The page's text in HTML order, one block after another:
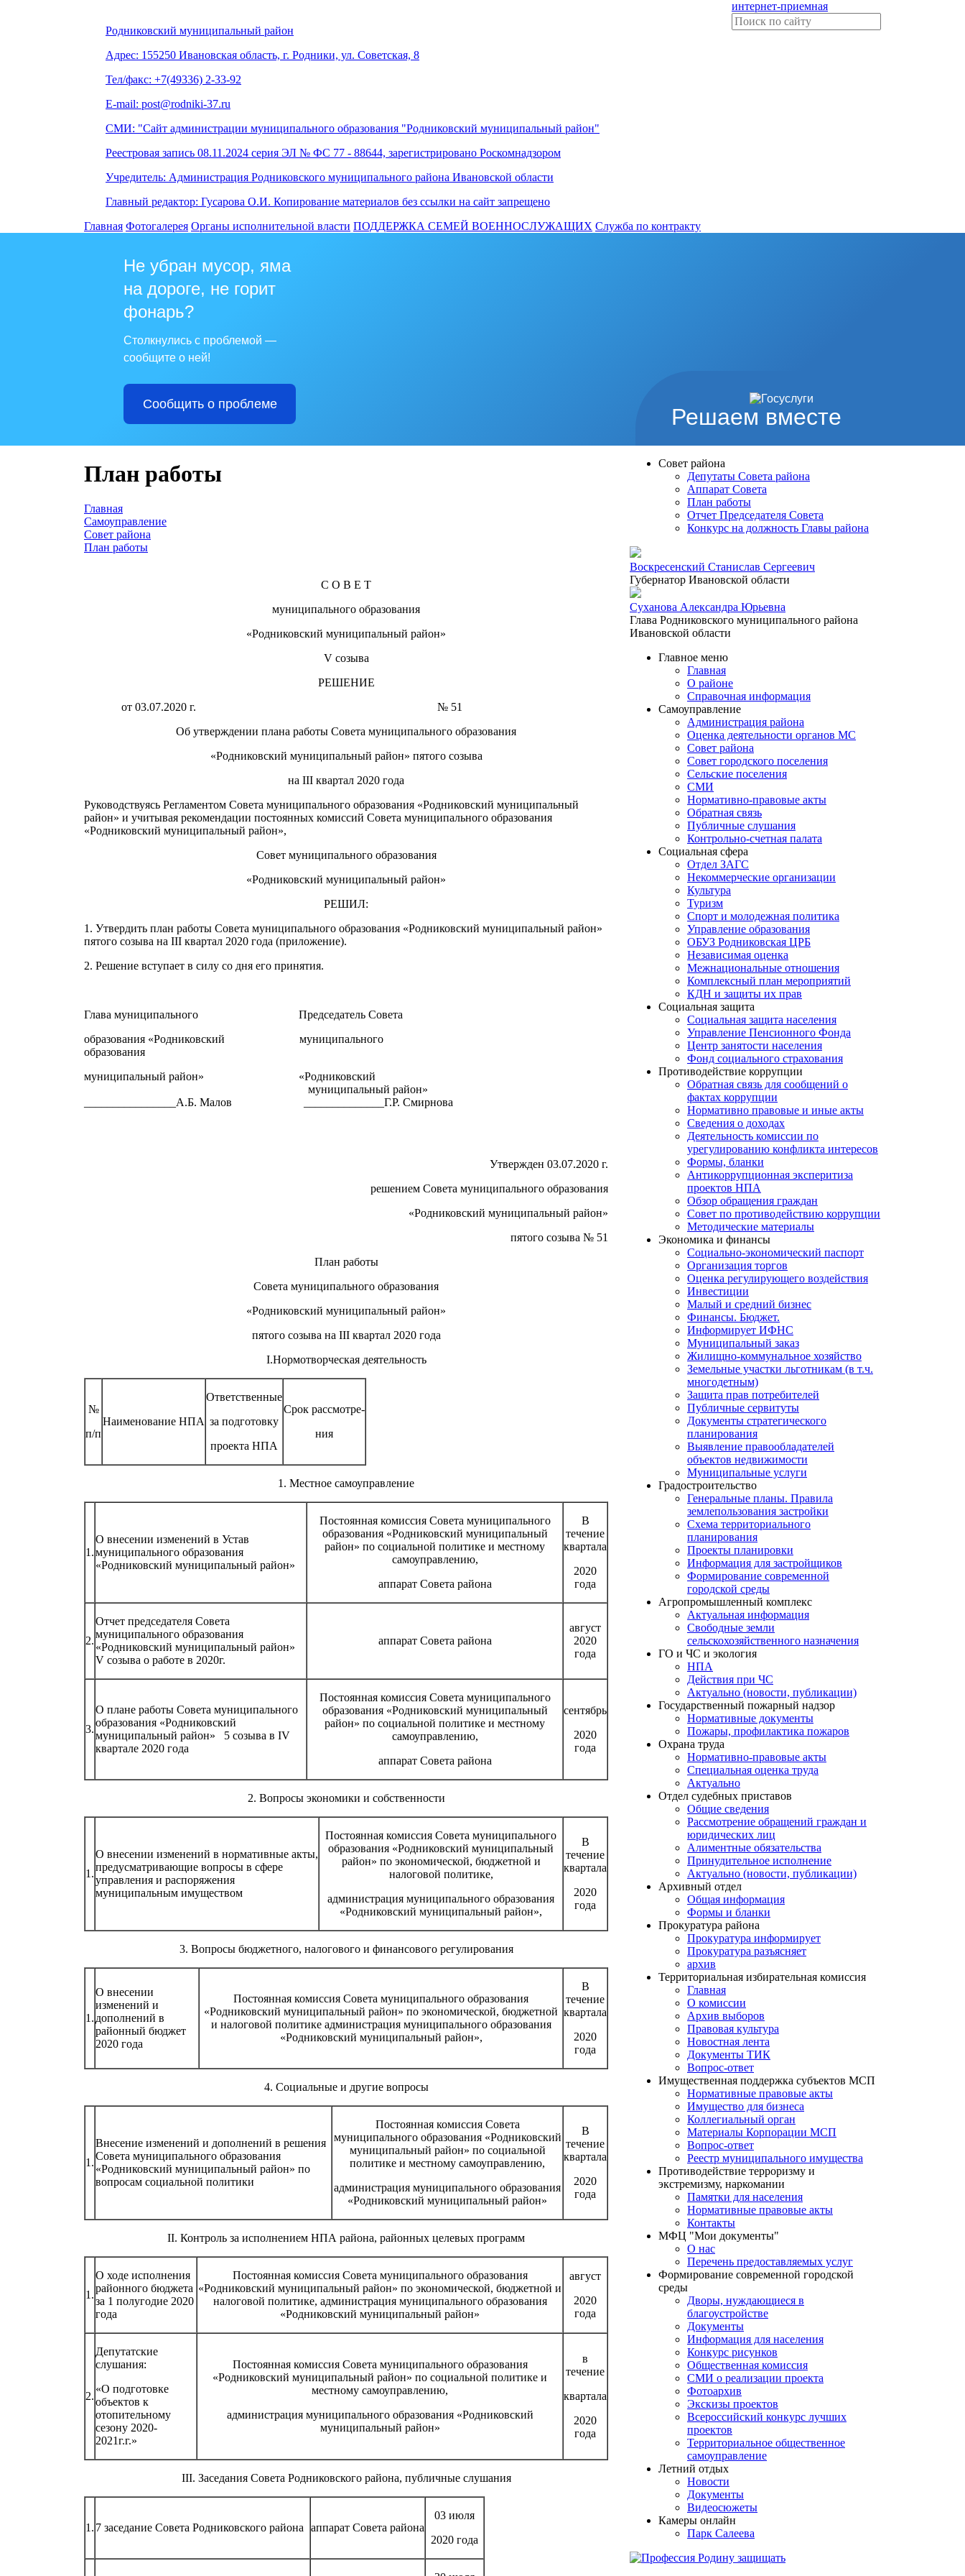
Родниковский муниципальный район
Адрес: 155250 Ивановская область, г. Родники, ул. Советская, 8
Тел/факс: +7(49336) 2-33-92
E-mail: post@rodniki-37.ru
СМИ: "Сайт администрации муниципального образования "Родниковский муниципальный район"
Реестровая запись 08.11.2024 серия ЭЛ № ФС 77 - 88644, зарегистрировано Роскомнадзором
Учредитель: Администрация Родниковского муниципального района Ивановской области
Главный редактор: Гусарова О.И. Копирование материалов без ссылки на сайт запрещено
интернет-приемная
Главная Фотогалерея Органы исполнительной власти ПОДДЕРЖКА СЕМЕЙ ВОЕННОСЛУЖАЩИХ Cлужба по контракту
Решаем вместе
Не убран мусор, яма
на дороге, не горит
фонарь?
Столкнулись с проблемой —
сообщите о ней!
Сообщить о проблеме
План работы
Главная
Самоуправление
Совет района
План работы
С О В Е Т
муниципального образования
«Родниковский муниципальный район»
V созыва
РЕШЕНИЕ
от 03.07.2020 г. № 51
Об утверждении плана работы Совета муниципального образования
«Родниковский муниципальный район» пятого созыва
на III квартал 2020 года
Руководствуясь Регламентом Совета муниципального образования «Родниковский муниципальный
район» и учитывая рекомендации постоянных комиссий Совета муниципального образования
«Родниковский муниципальный район»,
Совет муниципального образования
«Родниковский муниципальный район»
РЕШИЛ:
1. Утвердить план работы Совета муниципального образования «Родниковский муниципальный район»
пятого созыва на III квартал 2020 года (приложение).
2. Решение вступает в силу со дня его принятия.
Глава муниципального Председатель Совета
образования «Родниковский муниципального
образования
муниципальный район» «Родниковский
муниципальный район»
________________А.Б. Малов ______________Г.Р. Смирнова
Утвержден 03.07.2020 г.
решением Совета муниципального образования
«Родниковский муниципальный район»
пятого созыва № 51
План работы
Совета муниципального образования
«Родниковский муниципальный район»
пятого созыва на III квартал 2020 года
I.Нормотворческая деятельность
№
п/п
Наименование НПА
Ответственные
за подготовку
проекта НПА
Срок рассмотре-
ния
1. Местное самоуправление
1.
О внесении изменений в Устав
муниципального образования
«Родниковский муниципальный район»
Постоянная комиссия Совета муниципального
образования «Родниковский муниципальный
район» по социальной политике и местному
самоуправлению,
аппарат Совета района
В
течение
квартала
2020
года
2.
Отчет председателя Совета
муниципального образования
«Родниковский муниципальный район»
V созыва о работе в 2020г.
аппарат Совета района
август
2020
года
3.
О плане работы Совета муниципального
образования «Родниковский
муниципальный район» 5 созыва в IV
квартале 2020 года
Постоянная комиссия Совета муниципального
образования «Родниковский муниципальный
район» по социальной политике и местному
самоуправлению,
аппарат Совета района
сентябрь
2020
года
2. Вопросы экономики и собственности
1.
О внесении изменений в нормативные акты,
предусматривающие вопросы в сфере
управления и распоряжения
муниципальным имуществом
Постоянная комиссия Совета муниципального
образования «Родниковский муниципальный
район» по экономической, бюджетной и
налоговой политике,
администрация муниципального образования
«Родниковский муниципальный район»,
В
течение
квартала
2020
года
3. Вопросы бюджетного, налогового и финансового регулирования
1.
О внесении
изменений и
дополнений в
районный бюджет
2020 года
Постоянная комиссия Совета муниципального образования
«Родниковский муниципальный район» по экономической, бюджетной
и налоговой политике администрация муниципального образования
«Родниковский муниципальный район»,
В
течение
квартала
2020
года
4. Социальные и другие вопросы
1.
Внесение изменений и дополнений в решения
Совета муниципального образования
«Родниковский муниципальный район» по
вопросам социальной политики
Постоянная комиссия Совета
муниципального образования «Родниковский
муниципальный район» по социальной
политике и местному самоуправлению,
администрация муниципального образования
«Родниковский муниципальный район»
В
течение
квартала
2020
года
II. Контроль за исполнением НПА района, районных целевых программ
1.
О ходе исполнения
районного бюджета
за 1 полугодие 2020
года
Постоянная комиссия Совета муниципального образования
«Родниковский муниципальный район» по экономической, бюджетной и
налоговой политике, администрация муниципального образования
«Родниковский муниципальный район»
август
2020
года
2.
Депутатские
слушания:
«О подготовке
объектов к
отопительному
сезону 2020-
2021г.г.»
Постоянная комиссия Совета муниципального образования
«Родниковский муниципальный район» по социальной политике и
местному самоуправлению,
администрация муниципального образования «Родниковский
муниципальный район»
в
течение
квартала
2020
года
III. Заседания Совета Родниковского района, публичные слушания
1. 7 заседание Совета Родниковского района аппарат Совета района
03 июля
2020 года
Совет района
Депутаты Совета района
Аппарат Совета
План работы
Отчет Председателя Совета
Конкурс на должность Главы района
Воскресенский Станислав Сергеевич
Губернатор Ивановской области
Суханова Александра Юрьевна
Глава Родниковского муниципального района
Ивановской области
Главное меню
Главная
О районе
Справочная информация
Самоуправление
Администрация района
Оценка деятельности органов МС
Совет района
Совет городского поселения
Сельские поселения
СМИ
Нормативно-правовые акты
Обратная связь
Публичные слушания
Контрольно-счетная палата
Социальная сфера
Отдел ЗАГС
Некоммерческие организации
Культура
Туризм
Спорт и молодежная политика
Управление образования
ОБУЗ Родниковская ЦРБ
Независимая оценка
Межнациональные отношения
Комплексный план мероприятий
КДН и защиты их прав
Социальная защита
Социальная защита населения
Управление Пенсионного Фонда
Центр занятости населения
Фонд социального страхования
Противодействие коррупции
Обратная связь для сообщений о
фактах коррупции
Нормативно правовые и иные акты
Сведения о доходах
Деятельность комиссии по
урегулированию конфликта интересов
Формы, бланки
Антикоррупционная эксперитиза
проектов НПА
Обзор обращения граждан
Совет по противодействию коррупции
Методические материалы
Экономика и финансы
Социально-экономический паспорт
Организация торгов
Оценка регулирующего воздействия
Инвестиции
Малый и средний бизнес
Финансы. Бюджет.
Информирует ИФНС
Муниципальный заказ
Жилищно-коммунальное хозяйство
Земельные участки льготникам (в т.ч.
многодетным)
Защита прав потребителей
Публичные сервитуты
Документы стратегического
планирования
Выявление правообладателей
объектов недвижимости
Муниципальные услуги
Градостроительство
Генеральные планы. Правила
землепользования застройки
Схема территориального
планирования
Проекты планировки
Информация для застройщиков
Формирование современной
городской среды
Агропромышленный комплекс
Актуальная информация
Свободные земли
сельскохозяйственного назначения
ГО и ЧС и экология
НПА
Действия при ЧС
Актуально (новости, публикации)
Государственный пожарный надзор
Нормативные документы
Пожары, профилактика пожаров
Охрана труда
Нормативно-правовые акты
Специальная оценка труда
Актуально
Отдел судебных приставов
Общие сведения
Рассмотрение обращений граждан и
юридических лиц
Алиментные обязательства
Принудительное исполнение
Актуально (новости, публикации)
Архивный отдел
Общая информация
Формы и бланки
Прокуратура района
Прокуратура информирует
Прокуратура разъясняет
архив
Территориальная избирательная комиссия
Главная
О комиссии
Архив выборов
Правовая культура
Новостная лента
Документы ТИК
Вопрос-ответ
Имущественная поддержка субъектов МСП
Нормативные правовые акты
Имущество для бизнеса
Коллегиальный орган
Материалы Корпорации МСП
Вопрос-ответ
Реестр муниципального имущества
Противодействие терроризму и
экстремизму, наркомании
Памятки для населения
Нормативные правовые акты
Контакты
МФЦ "Мои документы"
О нас
Перечень предоставляемых услуг
Формирование современной городской
среды
Дворы, нуждающиеся в
благоустройстве
Документы
Информация для населения
Конкурс рисунков
Общественная комиссия
СМИ о реализации проекта
Фотоархив
Экскизы проектов
Всероссийский конкурс лучших
проектов
Территориальное общественное
самоуправление
Летний отдых
Новости
Документы
Видеосюжеты
Камеры онлайн
Парк Салеева